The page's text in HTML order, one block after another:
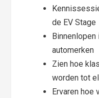
de EV Stage
automerken
Zien hoe
worden tot
Ervaren hoe